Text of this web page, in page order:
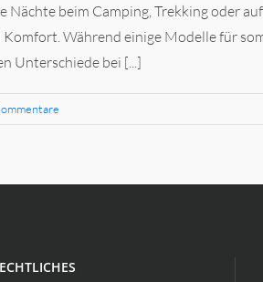
beim Camping, Trekking oder
Während einige Modelle für
Unterschiede bei [...]